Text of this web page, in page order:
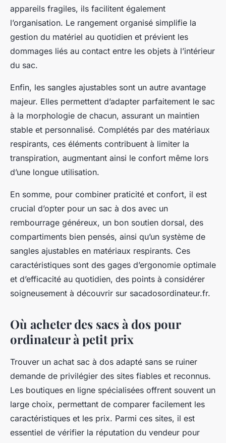
appareils fragiles, ils facilitent également
l’organisation. Le rangement organisé simplifie la
gestion du matériel au quotidien et prévient les
dommages liés au contact entre les objets à l’intérieur
du sac.
Enfin, les sangles ajustables sont un autre avantage
majeur. Elles permettent d’adapter parfaitement le sac
à la morphologie de chacun, assurant un maintien
stable et personnalisé. Complétés par des matériaux
respirants, ces éléments contribuent à limiter la
transpiration, augmentant ainsi le confort même lors
d’une longue utilisation.
En somme, pour combiner praticité et confort, il est
crucial d’opter pour un sac à dos avec un
rembourrage généreux, un bon soutien dorsal, des
compartiments bien pensés, ainsi qu’un système de
sangles ajustables en matériaux respirants. Ces
caractéristiques sont des gages d’ergonomie optimale
et d’efficacité au quotidien, des points à considérer
soigneusement à découvrir sur sacadosordinateur.fr.
Où acheter des sacs à dos pour
ordinateur à petit prix
Trouver un achat sac à dos adapté sans se ruiner
demande de privilégier des sites fiables et reconnus.
Les boutiques en ligne spécialisées offrent souvent un
large choix, permettant de comparer facilement les
caractéristiques et les prix. Parmi ces sites, il est
essentiel de vérifier la réputation du vendeur pour